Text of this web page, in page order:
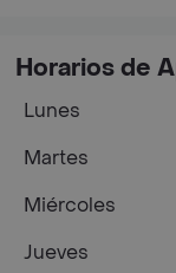
Horarios de
Lunes
Martes
Miércoles
Jueves